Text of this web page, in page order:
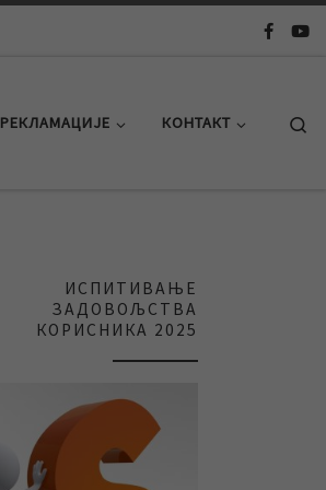
РЕКЛАМАЦИЈЕ КОНТАКТ
ИСПИТИВАЊЕ
ЗАДОВОЉСТВА
КОРИСНИКА 2025